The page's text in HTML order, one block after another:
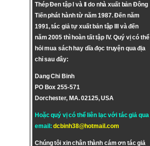
Thép Đen tập I và II do nhà xuất bản Đông
Tiến phát hành từ năm 1987. Đến năm
1991, tác giả tự xuất bản tập III và đến
năm 2005 thì hoàn tất tập IV. Quý vị có thể
hỏi mua sách hay dĩa đọc truyện qua địa
chỉ sau đây:
Dang Chi Binh
PO Box 255-571
Dorchester, MA. 02125, USA
Hoặc quý vị có thể liên lạc với tác giả qua
email:dcbinh38@hotmail.com
Chúng tôi xin chân thành cám ơn tác giả